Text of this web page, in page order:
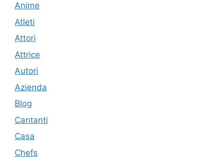
Anime
Atleti
Attori
Attrice
Autori
Azienda
Blog
Cantanti
Casa
Chefs